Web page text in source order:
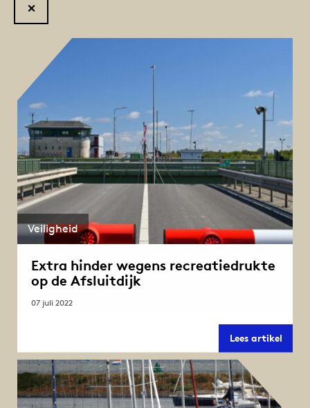
Reset
filter
Extra hinder wegens recreatiedrukte
op de Afsluitdijk
07 juli 2022
Lees artikelExtra
Veiligheid